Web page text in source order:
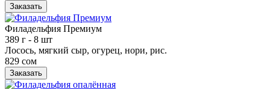
Заказать
Филадельфия Премиум
389 г - 8 шт
Лосось, мягкий сыр, огурец, нори, рис.
829 сом
Заказать